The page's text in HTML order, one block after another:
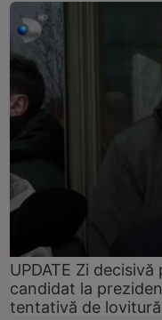
UPDATE Zi
candidat la
tentativă de